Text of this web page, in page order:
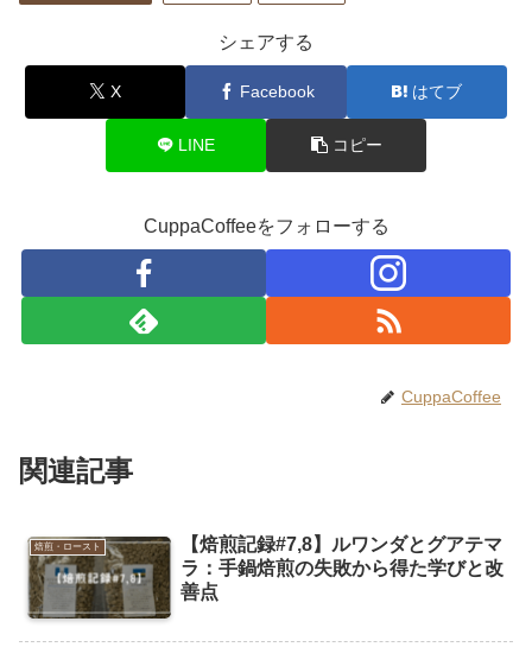
シェアする
X Facebook はてブ
LINE コピー
CuppaCoffeeをフォローする
CuppaCoffee
関連記事
焙煎・ロースト
【焙煎記録#7,8】ルワンダとグアテマ
ラ：手鍋焙煎の失敗から得た学びと改
善点